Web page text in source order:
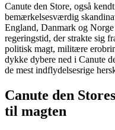
Canute den Store, også
bemærkelsesværdig
England, Danmark og
regeringstid, der strakte sig
politisk magt, militære
dykke dybere ned i Canute
de mest indflydelsesrige
Canute den
til magten